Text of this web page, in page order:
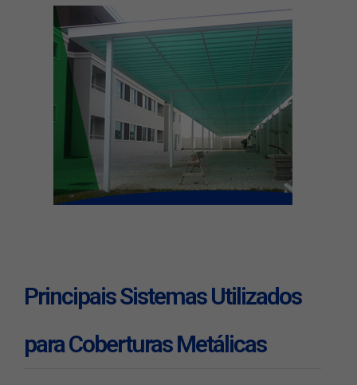
Principais Sistemas Utilizados
para Coberturas Metálicas